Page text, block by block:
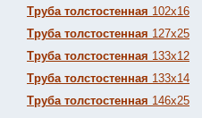
Труба толстостенная 102х16
Труба толстостенная 127х25
Труба толстостенная 133х12
Труба толстостенная 133х14
Труба толстостенная 146х25